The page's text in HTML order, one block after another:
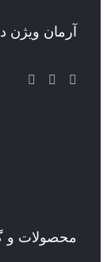
آرمان ویژن
محصولات و